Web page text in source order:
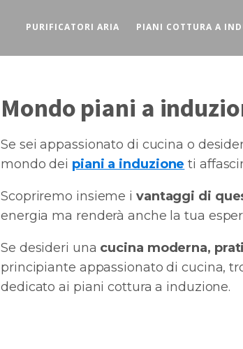
PURIFICATORI ARIA PIANI COTTURA A
Mondo piani a
Se sei appassionato di cucina o
mondo dei piani a induzione ti
Scopriremo insieme i vantaggi di
energia ma renderà anche la tua
Se desideri una cucina moderna,
principiante appassionato di cucina,
dedicato ai piani cottura a induzione.